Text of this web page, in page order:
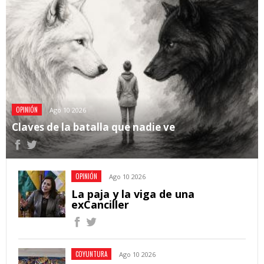
OPINIÓN Ago 10 2026
Claves de la batalla que nadie ve
OPINIÓN Ago 10 2026
La paja y la viga de una
exCanciller
COYUNTURA Ago 10 2026